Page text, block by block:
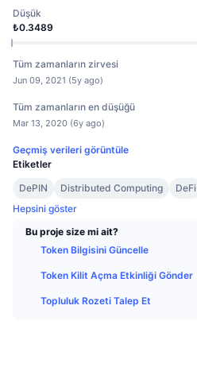
Düşük
₺0.3489
Tüm zamanların zirvesi
Jun 09, 2021 (5y ago)
Tüm zamanların en düşüğü
Mar 13, 2020 (6y ago)
Geçmiş verileri görüntüle
Etiketler
DePIN
Distributed Computing
DeFi
Hepsini göster
Bu proje size mi ait?
Token Bilgisini Güncelle
Token Kilit Açma Etkinliği Gönder
Topluluk Rozeti Talep Et